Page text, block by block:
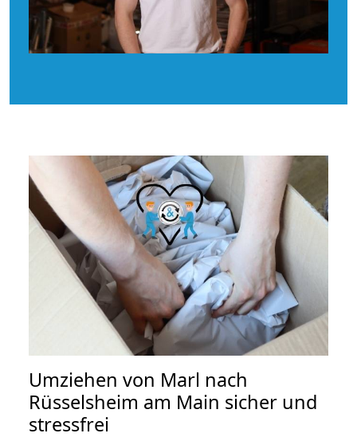
Umziehen von Marl nach
Rüsselsheim am Main sicher und
stressfrei